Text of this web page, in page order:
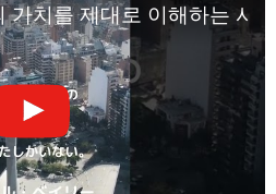
가치를 제대로 이해하는